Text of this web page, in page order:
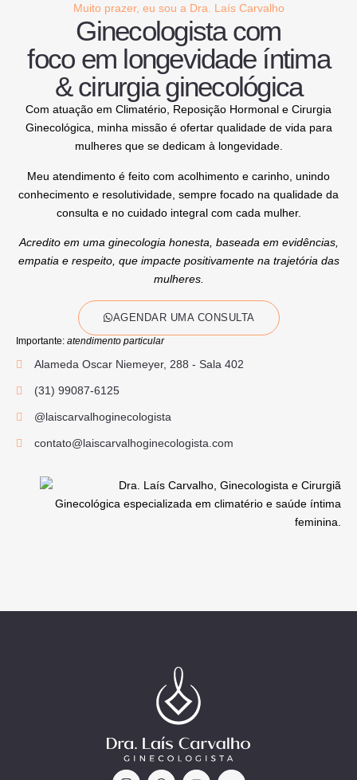
Muito prazer, eu sou a Dra. Laís Carvalho
Ginecologista com
foco em longevidade íntima
& cirurgia ginecológica
Com atuação em Climatério, Reposição Hormonal e Cirurgia
Ginecológica, minha missão é ofertar qualidade de vida para
mulheres que se dedicam à longevidade.
Meu atendimento é feito com acolhimento e carinho, unindo
conhecimento e resolutividade, sempre focado na qualidade da
consulta e no cuidado integral com cada mulher.
Acredito em uma ginecologia honesta, baseada em evidências,
empatia e respeito, que impacte positivamente na trajetória das
mulheres.
AGENDAR UMA CONSULTA
Importante: atendimento particular
Alameda Oscar Niemeyer, 288 - Sala 402
(31) 99087-6125
@laiscarvalhoginecologista
contato@laiscarvalhoginecologista.com